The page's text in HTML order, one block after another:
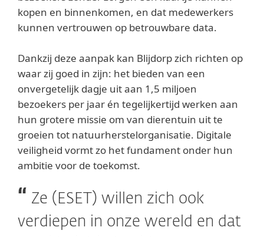
kopen en binnenkomen, en dat medewerkers
kunnen vertrouwen op betrouwbare data.
Dankzij deze aanpak kan Blijdorp zich richten op
waar zij goed in zijn: het bieden van een
onvergetelijk dagje uit aan 1,5 miljoen
bezoekers per jaar én tegelijkertijd werken aan
hun grotere missie om van dierentuin uit te
groeien tot natuurherstelorganisatie. Digitale
veiligheid vormt zo het fundament onder hun
ambitie voor de toekomst.
Ze (ESET) willen zich ook
verdiepen in onze wereld en dat